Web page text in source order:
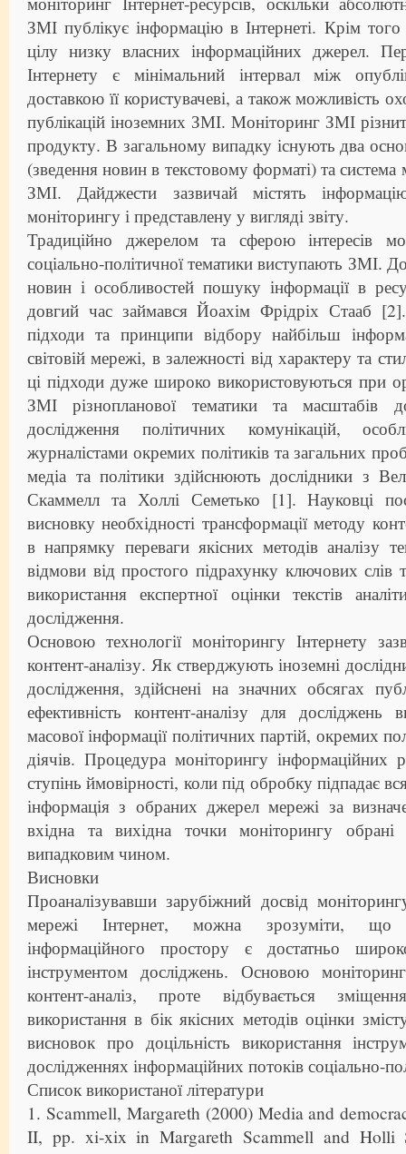
ЗМІ публікує інформацію в Інтернеті. Крім
цілу низку власних інформаційних джерел.
Інтернету є мінімальний інтервал між
доставкою її користувачеві, а також можливість
публікацій іноземних ЗМІ. Моніторинг ЗМІ
продукту. В загальному випадку існують два
(зведення новин в текстовому форматі) та система
ЗМІ. Дайджести зазвичай містять
моніторингу і представлену у вигляді звіту.
Традиційно джерелом та сферою інтересів
соціально-політичної тематики виступають ЗМІ.
новин і особливостей пошуку інформації в
довгий час займався Йоахім Фрідріх Стааб
підходи та принципи відбору найбільш
світовій мережі, в залежності від характеру та
ці підходи дуже широко використовуються при
ЗМІ різнопланової тематики та масштабів
дослідження політичних комунікацій,
журналістами окремих політиків та загальних
медіа та політики здійснюють дослідники з
Скаммелл та Холлі Семетько [1]. Науковці
висновку необхідності трансформації методу
в напрямку переваги якісних методів аналізу
відмови від простого підрахунку ключових слів
використання експертної оцінки текстів
дослідження.
Основою технології моніторингу Інтернету
контент-аналізу. Як стверджують іноземні
дослідження, здійснені на значних обсягах
ефективність контент-аналізу для досліджень
масової інформації політичних партій, окремих
діячів. Процедура моніторингу інформаційних
ступінь ймовірності, коли під обробку підпадає
інформація з обраних джерел мережі за
вхідна та вихідна точки моніторингу обрані
випадковим чином.
Висновки
Проаналізувавши зарубіжний досвід
мережі Інтернет, можна зрозуміти, що
інформаційного простору є достатньо
інструментом досліджень. Основою
контент-аналіз, проте відбувається
використання в бік якісних методів оцінки
висновок про доцільність використання
дослідженнях інформаційних потоків соціально-
Список використаної літератури
1. Scammell, Margareth (2000) Media and
II, pp. xi-xix in Margareth Scammell and Holli